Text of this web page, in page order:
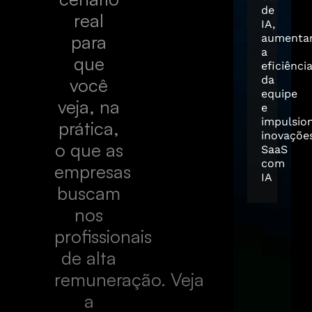
real
para
que
você
veja, na
prática,
o que as
empresas
buscam
nos
profissionais
de alta
remuneração. Veja
a
de
IA,
a
da
equipe
e
SaaS
com
IA